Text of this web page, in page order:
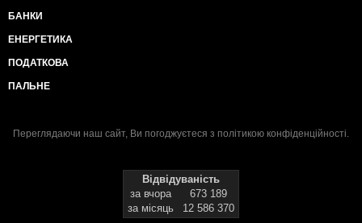
БАНКИ
ЕНЕРГЕТИКА
ПОДАТКОВА
ПАЛЬНЕ
Переглядаючи наш сайт, Ви погоджуєтеся з політикою конфіденційності.
Відвідуваність
за вчора
673 189
за місяць
12 586 370